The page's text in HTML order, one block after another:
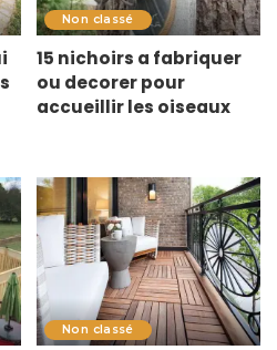
Non classé
15 nichoirs a fabriquer
ou decorer pour
accueillir les oiseaux
Non classé